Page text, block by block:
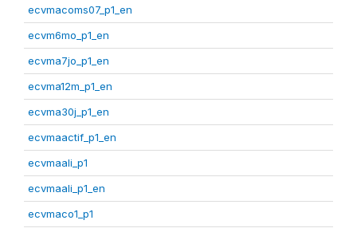
ecvmacoms07_p1_en
ecvm6mo_p1_en
ecvma7jo_p1_en
ecvma12m_p1_en
ecvma30j_p1_en
ecvmaactif_p1_en
ecvmaali_p1
ecvmaali_p1_en
ecvmaco1_p1